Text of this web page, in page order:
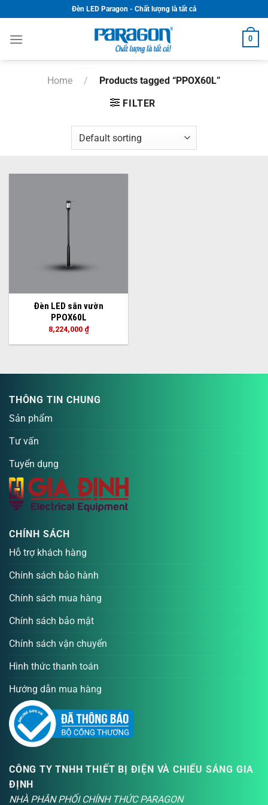
to
content
Đèn LED Paragon - Chất lượng là tất cả
0
Home /
Products tagged “PPOX60L”
FILTER
Đèn LED sân vườn
PPOX60L
8,224,000 ₫
THÔNG TIN CHUNG
Sản phẩm
Tư vấn
Tuyển dụng
CHÍNH SÁCH
Hỗ trợ khách hàng
Chính sách bảo hành
Chính sách mua hàng
Chính sách bảo mật
Chính sách vận chuyển
Hình thức thanh toán
Hướng dẫn mua hàng
CÔNG TY TNHH THIẾT BỊ ĐIỆN VÀ CHIẾU SÁNG GIA
ĐỊNH
NHÀ PHÂN PHỐI CHÍNH THỨC PARAGON